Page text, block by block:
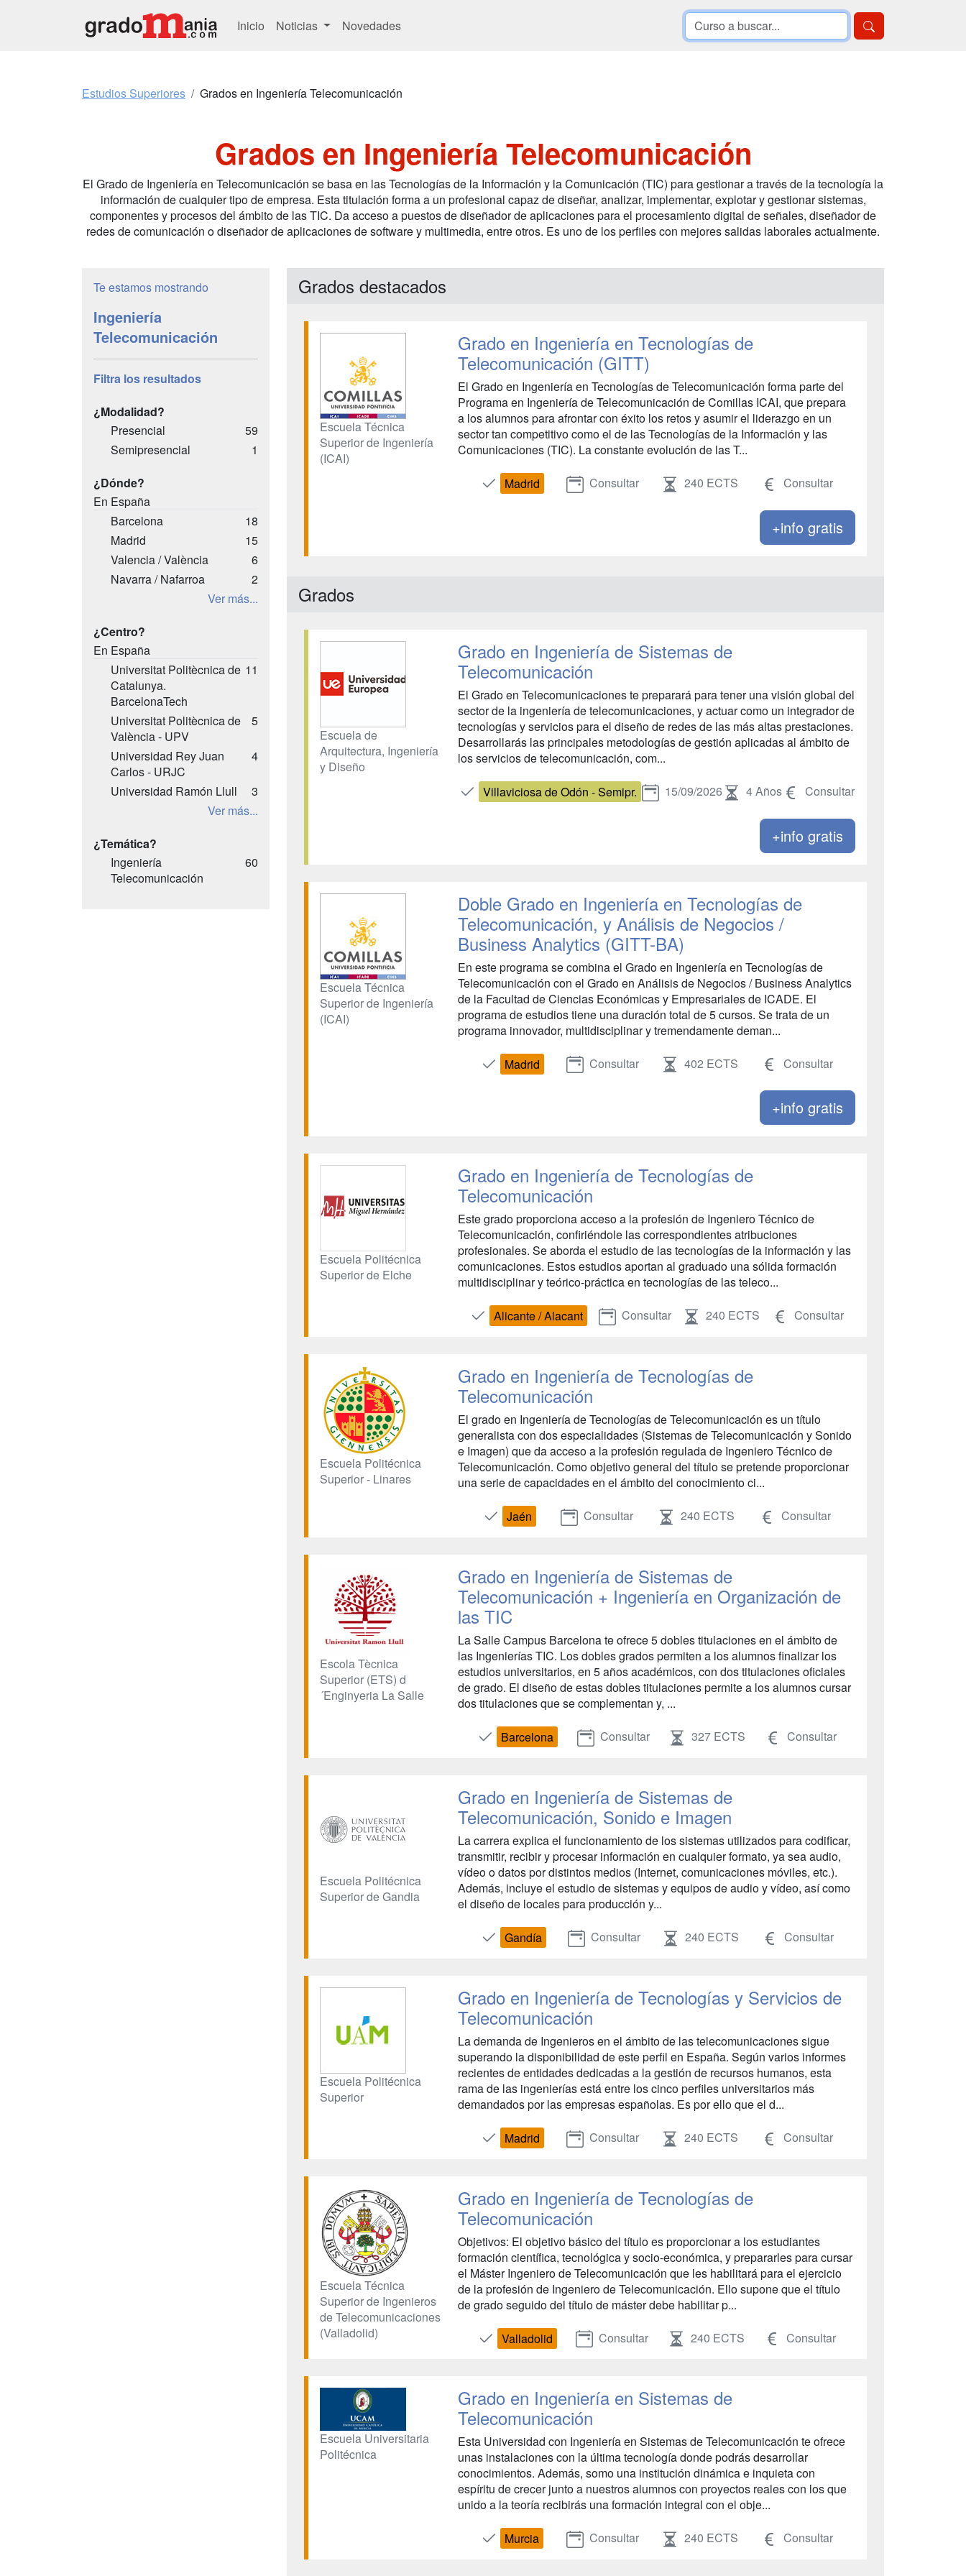
Inicio Noticias Novedades
Estudios Superiores Grados en Ingeniería Telecomunicación
Grados en Ingeniería Telecomunicación
El Grado de Ingeniería en Telecomunicación se basa en las Tecnologías de la Información y la Comunicación (TIC) para gestionar a través de la tecnología la
información de cualquier tipo de empresa. Esta titulación forma a un profesional capaz de diseñar, analizar, implementar, explotar y gestionar sistemas,
componentes y procesos del ámbito de las TIC. Da acceso a puestos de diseñador de aplicaciones para el procesamiento digital de señales, diseñador de
redes de comunicación o diseñador de aplicaciones de software y multimedia, entre otros. Es uno de los perfiles con mejores salidas laborales actualmente.
Te estamos mostrando
Ingeniería
Telecomunicación
Filtra los resultados
¿Modalidad?
Presencial
59
Semipresencial
1
¿Dónde?
En España
Barcelona
18
Madrid
15
Valencia / València
6
Navarra / Nafarroa
2
Ver más...
¿Centro?
En España
Universitat Politècnica de
Catalunya.
BarcelonaTech
11
Universitat Politècnica de
València - UPV
5
Universidad Rey Juan
Carlos - URJC
4
Universidad Ramón Llull
3
Ver más...
¿Temática?
Ingeniería
Telecomunicación
60
Grados destacados
Escuela Técnica
Superior de Ingeniería
(ICAI)
Grado en Ingeniería en Tecnologías de
Telecomunicación (GITT)
El Grado en Ingeniería en Tecnologías de Telecomunicación forma parte del
Programa en Ingeniería de Telecomunicación de Comillas ICAI, que prepara
a los alumnos para afrontar con éxito los retos y asumir el liderazgo en un
sector tan competitivo como el de las Tecnologías de la Información y las
Comunicaciones (TIC). La constante evolución de las T...
Madrid Consultar 240 ECTS Consultar
+info gratis
Grados
Escuela de
Arquitectura, Ingeniería
y Diseño
Grado en Ingeniería de Sistemas de
Telecomunicación
El Grado en Telecomunicaciones te preparará para tener una visión global del
sector de la ingeniería de telecomunicaciones, y actuar como un integrador de
tecnologías y servicios para el diseño de redes de las más altas prestaciones.
Desarrollarás las principales metodologías de gestión aplicadas al ámbito de
los servicios de telecomunicación, com...
Villaviciosa de Odón - Semipr. 15/09/2026 4 Años Consultar
+info gratis
Escuela Técnica
Superior de Ingeniería
(ICAI)
Doble Grado en Ingeniería en Tecnologías de
Telecomunicación, y Análisis de Negocios /
Business Analytics (GITT-BA)
En este programa se combina el Grado en Ingeniería en Tecnologías de
Telecomunicación con el Grado en Análisis de Negocios / Business Analytics
de la Facultad de Ciencias Económicas y Empresariales de ICADE. El
programa de estudios tiene una duración total de 5 cursos. Se trata de un
programa innovador, multidisciplinar y tremendamente deman...
Madrid Consultar 402 ECTS Consultar
+info gratis
Escuela Politécnica
Superior de Elche
Grado en Ingeniería de Tecnologías de
Telecomunicación
Este grado proporciona acceso a la profesión de Ingeniero Técnico de
Telecomunicación, confiriéndole las correspondientes atribuciones
profesionales. Se aborda el estudio de las tecnologías de la información y las
comunicaciones. Estos estudios aportan al graduado una sólida formación
multidisciplinar y teórico-práctica en tecnologías de las teleco...
Alicante / Alacant Consultar 240 ECTS Consultar
Escuela Politécnica
Superior - Linares
Grado en Ingeniería de Tecnologías de
Telecomunicación
El grado en Ingeniería de Tecnologías de Telecomunicación es un título
generalista con dos especialidades (Sistemas de Telecomunicación y Sonido
e Imagen) que da acceso a la profesión regulada de Ingeniero Técnico de
Telecomunicación. Como objetivo general del título se pretende proporcionar
una serie de capacidades en el ámbito del conocimiento ci...
Jaén Consultar 240 ECTS Consultar
Escola Tècnica
Superior (ETS) d
´Enginyeria La Salle
Grado en Ingeniería de Sistemas de
Telecomunicación + Ingeniería en Organización de
las TIC
La Salle Campus Barcelona te ofrece 5 dobles titulaciones en el ámbito de
las Ingenierías TIC. Los dobles grados permiten a los alumnos finalizar los
estudios universitarios, en 5 años académicos, con dos titulaciones oficiales
de grado. El diseño de estas dobles titulaciones permite a los alumnos cursar
dos titulaciones que se complementan y, ...
Barcelona Consultar 327 ECTS Consultar
Escuela Politécnica
Superior de Gandia
Grado en Ingeniería de Sistemas de
Telecomunicación, Sonido e Imagen
La carrera explica el funcionamiento de los sistemas utilizados para codificar,
transmitir, recibir y procesar información en cualquier formato, ya sea audio,
vídeo o datos por distintos medios (Internet, comunicaciones móviles, etc.).
Además, incluye el estudio de sistemas y equipos de audio y vídeo, así como
el diseño de locales para producción y...
Gandía Consultar 240 ECTS Consultar
Escuela Politécnica
Superior
Grado en Ingeniería de Tecnologías y Servicios de
Telecomunicación
La demanda de Ingenieros en el ámbito de las telecomunicaciones sigue
superando la disponibilidad de este perfil en España. Según varios informes
recientes de entidades dedicadas a la gestión de recursos humanos, esta
rama de las ingenierías está entre los cinco perfiles universitarios más
demandados por las empresas españolas. Es por ello que el d...
Madrid Consultar 240 ECTS Consultar
Escuela Técnica
Superior de Ingenieros
de Telecomunicaciones
(Valladolid)
Grado en Ingeniería de Tecnologías de
Telecomunicación
Objetivos: El objetivo básico del título es proporcionar a los estudiantes
formación científica, tecnológica y socio-económica, y prepararles para cursar
el Máster Ingeniero de Telecomunicación que les habilitará para el ejercicio
de la profesión de Ingeniero de Telecomunicación. Ello supone que el título
de grado seguido del título de máster debe habilitar p...
Valladolid Consultar 240 ECTS Consultar
Escuela Universitaria
Politécnica
Grado en Ingeniería en Sistemas de
Telecomunicación
Esta Universidad con Ingeniería en Sistemas de Telecomunicación te ofrece
unas instalaciones con la última tecnología donde podrás desarrollar
conocimientos. Además, somo una institución dinámica e inquieta con
espíritu de crecer junto a nuestros alumnos con proyectos reales con los que
unido a la teoría recibirás una formación integral con el obje...
Murcia Consultar 240 ECTS Consultar